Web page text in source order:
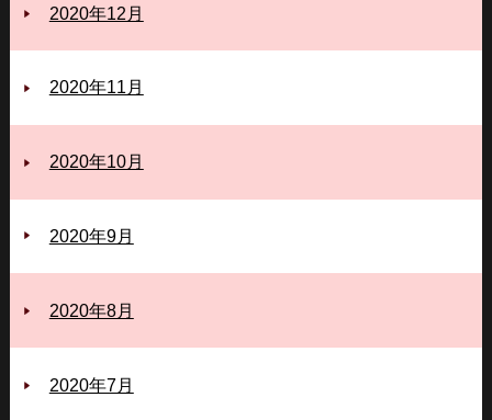
2020年12月
2020年11月
2020年10月
2020年9月
2020年8月
2020年7月